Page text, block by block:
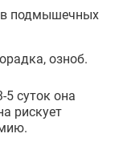
в подмышечных
озноб.
5 суток она
рискует